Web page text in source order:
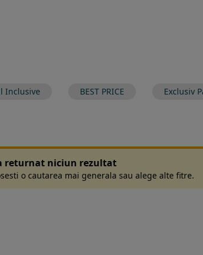
Inclusive BEST PRICE Exclusiv
returnat niciun rezultat
o cautarea mai generala sau alege alte fitre.